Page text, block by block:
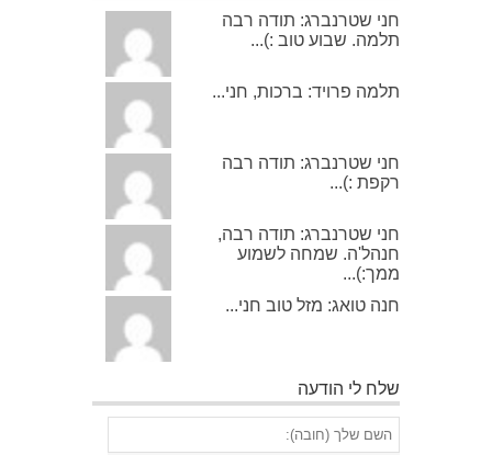
חני שטרנברג: תודה רבה
תלמה. שבוע טוב :)...
תלמה פרויד: ברכות, חני...
חני שטרנברג: תודה רבה
רקפת :)...
חני שטרנברג: תודה רבה,
חנהל'ה. שמחה לשמוע
ממך:)...
חנה טואג: מזל טוב חני...
שלח לי הודעה